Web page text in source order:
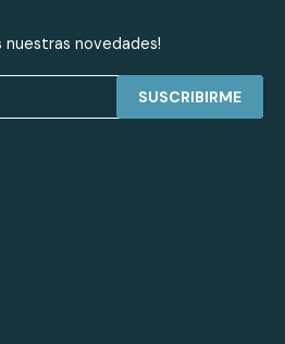
nuestras novedades!
SUSCRIBIRME